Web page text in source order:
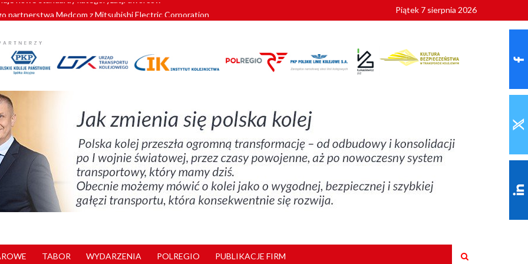
partnerstwa Medcom z Mitsubishi Electric Corporation
znów szuka dostawcy nowych EZT
kolejowych w północnej Wielkopolsce. Łatwiejsze dojazdy do pracy i szkoły
nowe standardy kategoryzacji dworców
Piątek 7 sierpnia 2026
TABOR WYDARZENIA POLREGIO PUBLIKACJE FIRM